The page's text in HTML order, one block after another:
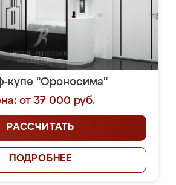
купе "Ороносима"
от 37 000 руб.
РАССЧИТАТЬ
ПОДРОБНЕЕ